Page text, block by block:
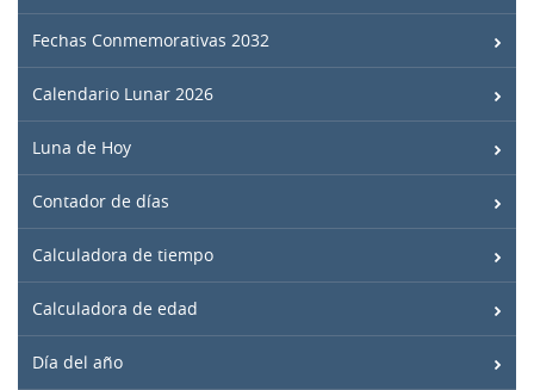
Fechas Conmemorativas 2032
Calendario Lunar 2026
Luna de Hoy
Contador de días
Calculadora de tiempo
Calculadora de edad
Día del año